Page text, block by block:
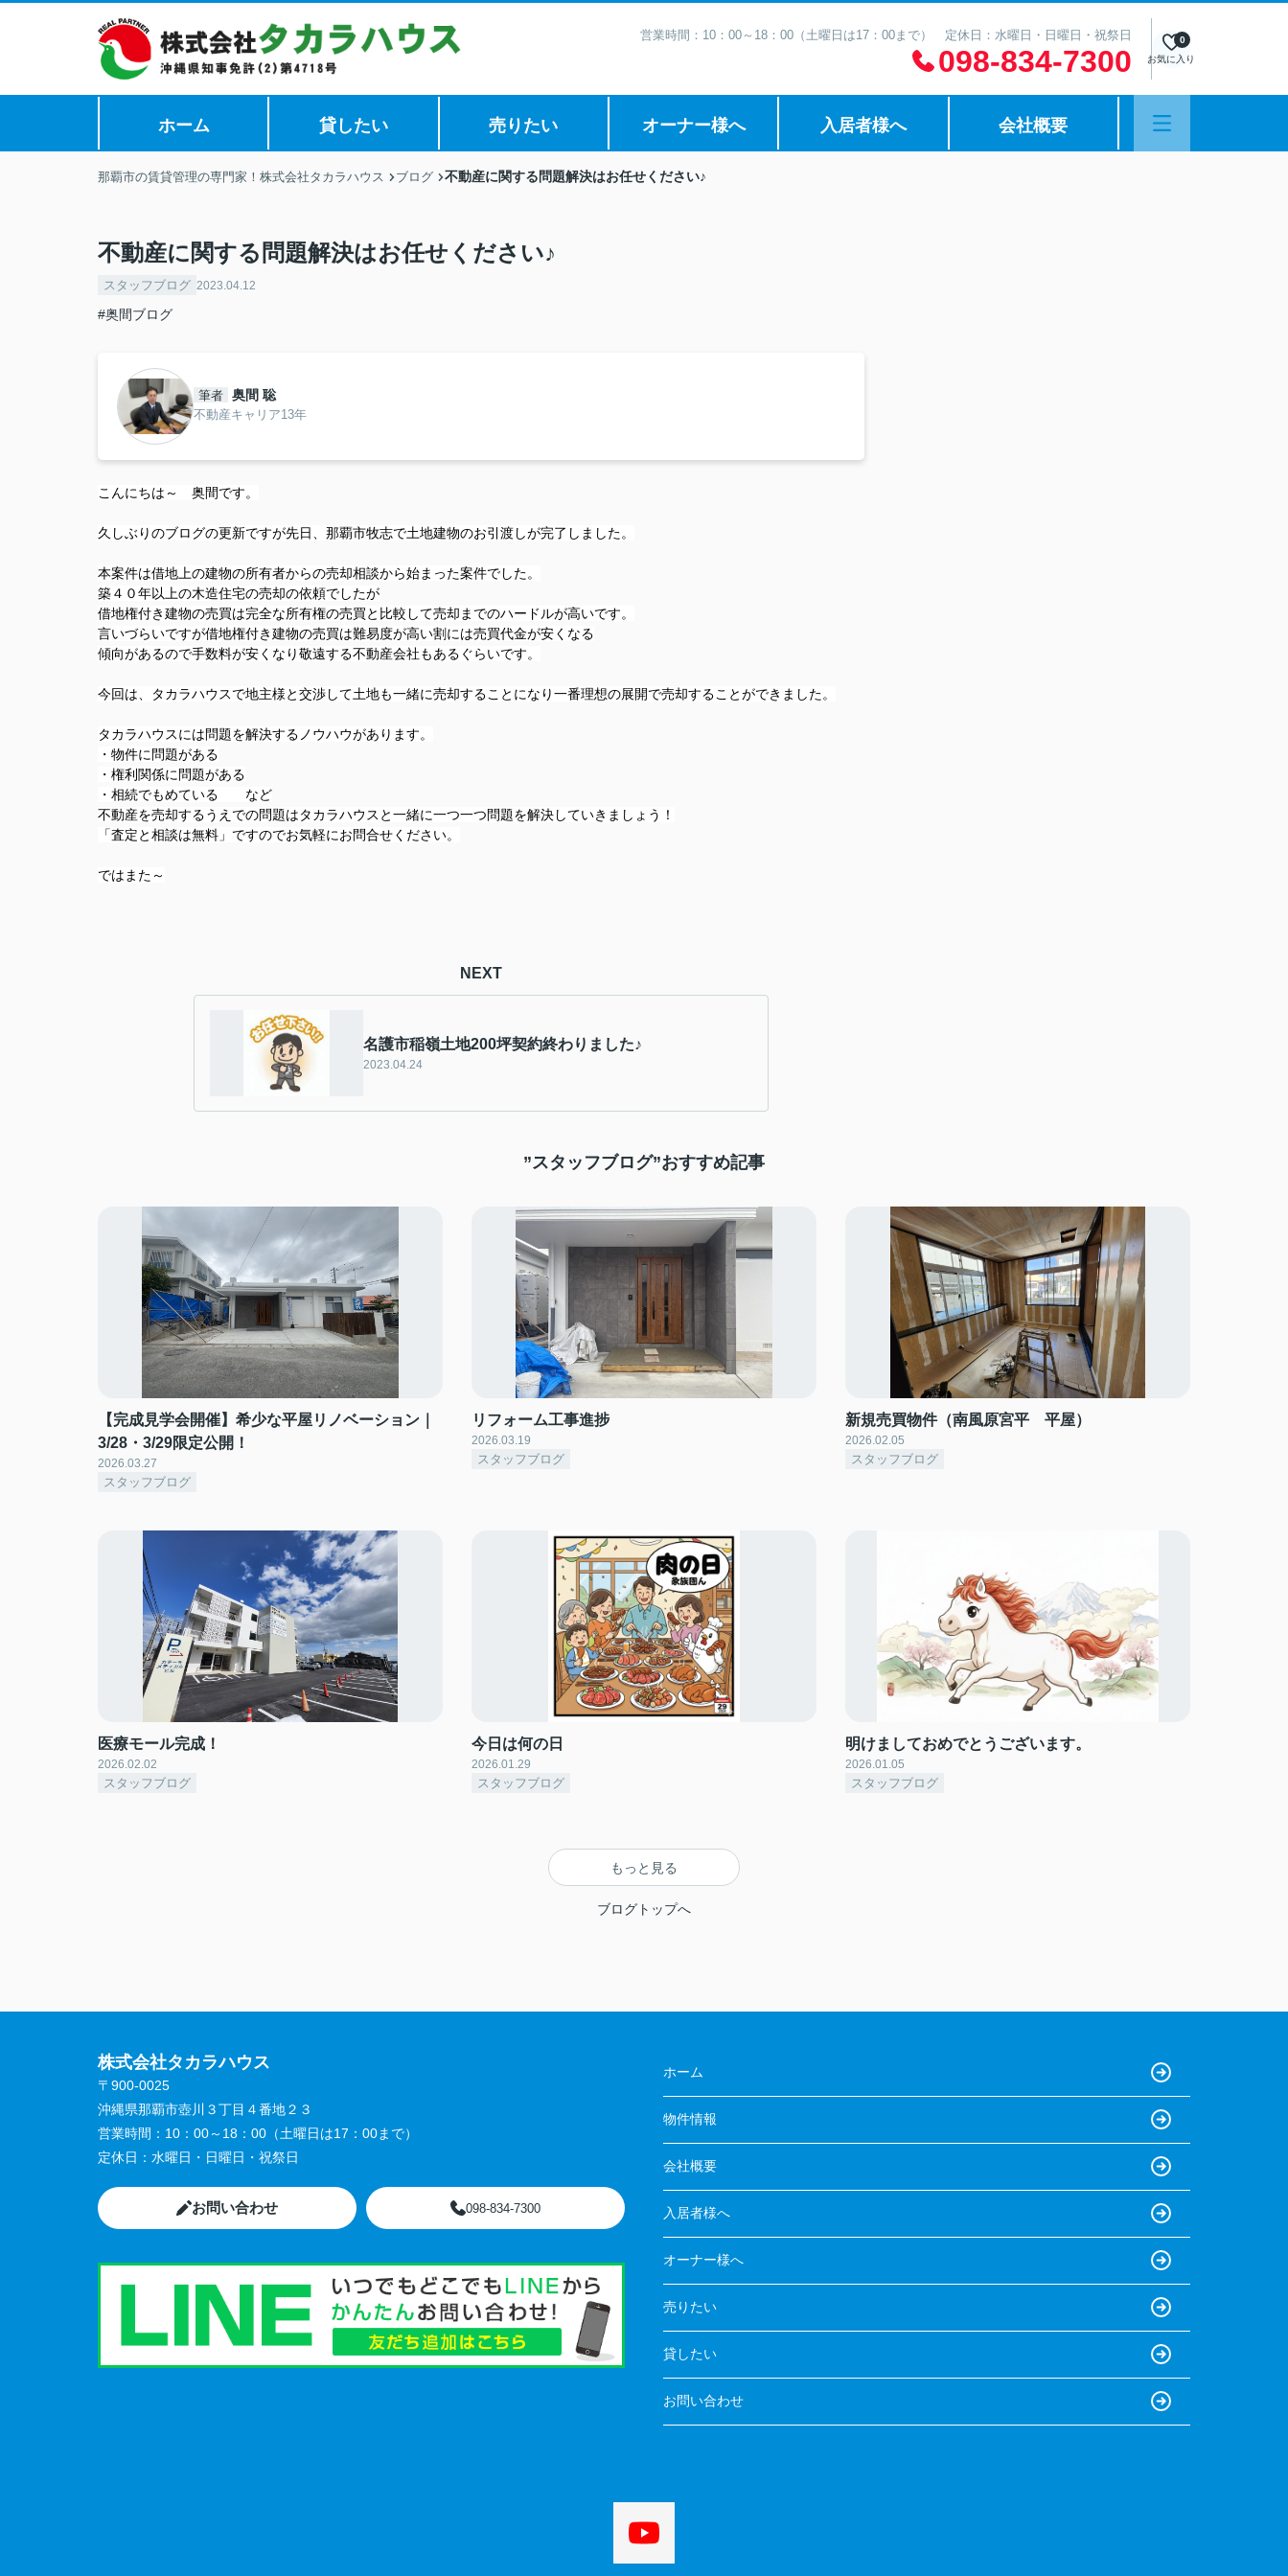
営業時間：10：00～18：00（土曜日は17：00まで） 定休日：水曜日・日曜日・祝祭日
098-834-7300 お気に入り
0
ホーム 貸したい 売りたい オーナー様へ 入居者様へ 会社概要
那覇市の賃貸管理の専門家！株式会社タカラハウス ブログ 不動産に関する問題解決はお任せください♪
不動産に関する問題解決はお任せください♪
スタッフブログ 2023.04.12
#奥間ブログ
筆者 奥間 聡
不動産キャリア13年
こんにちは～ 奥間です。
久しぶりのブログの更新ですが先日、那覇市牧志で土地建物のお引渡しが完了しました。
本案件は借地上の建物の所有者からの売却相談から始まった案件でした。
築４０年以上の木造住宅の売却の依頼でしたが
借地権付き建物の売買は完全な所有権の売買と比較して売却までのハードルが高いです。
言いづらいですが借地権付き建物の売買は難易度が高い割には売買代金が安くなる
傾向があるので手数料が安くなり敬遠する不動産会社もあるぐらいです。
今回は、タカラハウスで地主様と交渉して土地も一緒に売却することになり一番理想の展開で売却することができました。
タカラハウスには問題を解決するノウハウがあります。
・物件に問題がある
・権利関係に問題がある
・相続でもめている など
不動産を売却するうえでの問題はタカラハウスと一緒に一つ一つ問題を解決していきましょう！
「査定と相談は無料」ですのでお気軽にお問合せください。
ではまた～
NEXT
名護市稲嶺土地200坪契約終わりました♪
2023.04.24
”スタッフブログ”おすすめ記事
【完成見学会開催】希少な平屋リノベーション｜
3/28・3/29限定公開！
2026.03.27
スタッフブログ
リフォーム工事進捗
2026.03.19
スタッフブログ
新規売買物件（南風原宮平 平屋）
2026.02.05
スタッフブログ
医療モール完成！
2026.02.02
スタッフブログ
今日は何の日
2026.01.29
スタッフブログ
明けましておめでとうございます。
2026.01.05
スタッフブログ
もっと見る
ブログトップへ
株式会社タカラハウス
〒900-0025
沖縄県那覇市壺川３丁目４番地２３
営業時間： 10：00～18：00（土曜日は17：00まで）
定休日： 水曜日・日曜日・祝祭日
お問い合わせ 098-834-7300
ホーム
物件情報
会社概要
入居者様へ
オーナー様へ
売りたい
貸したい
お問い合わせ